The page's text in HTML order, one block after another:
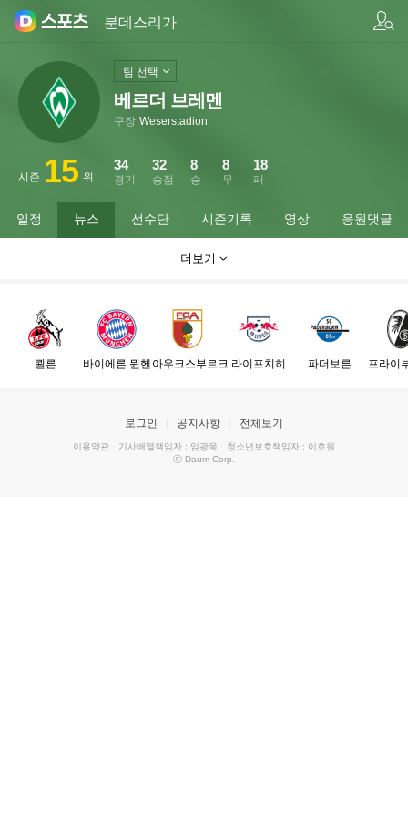
분데스리가
베르더 브레멘
구장 Weserstadion
시즌 15 위 경기
34
승점
32
승
8
무
8
패
18
팀 선택
일정 뉴스 선수단 시즌기록 영상 응원댓글
더보기
쾰른 바이에른 뮌헨 아우크스부르크 라이프치히 파더보른 프라이
로그인 공지사항 전체보기
이용약관 · 기사배열책임자 : 임광욱 · 청소년보호책임자 : 이호원
ⓒ Daum Corp.